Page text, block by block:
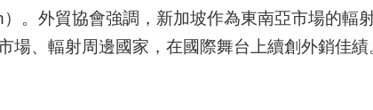
。外貿協會強調，新加坡作為東南亞市場的輻
場、輻射周邊國家，在國際舞台上續創外銷佳績